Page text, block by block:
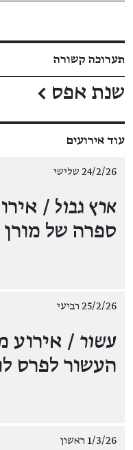
תערוכה קשורה
שנת אפס ←
עוד אירועים
24/2/26 שלישי
ארץ גבול /
ספרה של מורן
25/2/26 רביעי
עשור / אירוע
העשור לפרס
1/3/26 ראשון